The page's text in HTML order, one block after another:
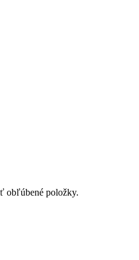
obľúbené položky.